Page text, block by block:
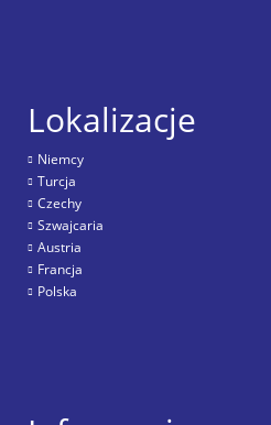
Lokalizacje
Niemcy
Turcja
Czechy
Szwajcaria
Austria
Francja
Polska